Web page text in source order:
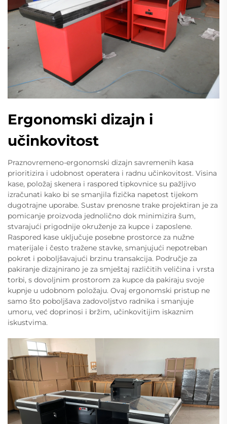
Ergonomski dizajn i
učinkovitost
Praznovremeno-ergonomski dizajn savremenih kasa
prioritizira i udobnost operatera i radnu učinkovitost. Visina
kase, položaj skenera i raspored tipkovnice su pažljivo
izračunati kako bi se smanjila fizička napetost tijekom
dugotrajne uporabe. Sustav prenosne trake projektiran je za
pomicanje proizvoda jednolično dok minimizira šum,
stvarajući prigodnije okruženje za kupce i zaposlene.
Raspored kase uključuje posebne prostorce za nužne
materijale i često tražene stavke, smanjujući nepotreban
pokret i poboljšavajući brzinu transakcija. Područje za
pakiranje dizajnirano je za smještaj različitih veličina i vrsta
torbi, s dovoljnim prostorom za kupce da pakiraju svoje
kupnje u udobnom položaju. Ovaj ergonomski pristup ne
samo što poboljšava zadovoljstvo radnika i smanjuje
umoru, već doprinosi i bržim, učinkovitijim iskaznim
iskustvima.